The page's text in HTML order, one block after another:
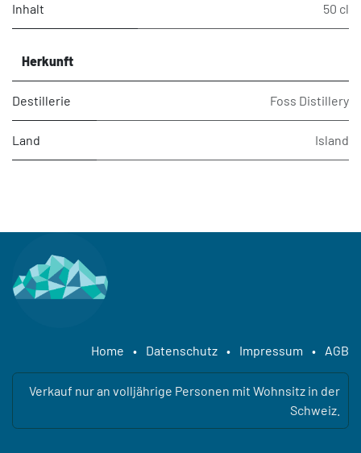
Inhalt 50 cl
Herkunft
Destillerie Foss Distillery
Land Island
Home • Datenschutz • Impressum • AGB
Verkauf nur an volljährige Personen mit Wohnsitz in der
Schweiz.